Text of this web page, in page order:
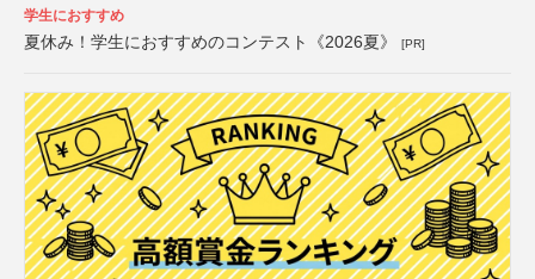
学生におすすめ
夏休み！学生におすすめのコンテスト《2026夏》 [PR]